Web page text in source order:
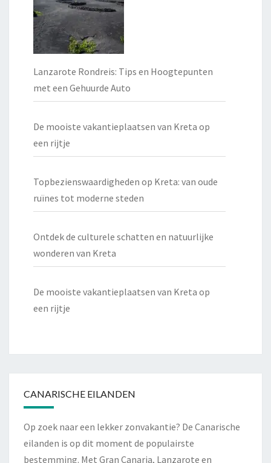
Lanzarote Rondreis: Tips en Hoogtepunten
met een Gehuurde Auto
De mooiste vakantieplaatsen van Kreta op
een rijtje
Topbezienswaardigheden op Kreta: van oude
ruïnes tot moderne steden
Ontdek de culturele schatten en natuurlijke
wonderen van Kreta
De mooiste vakantieplaatsen van Kreta op
een rijtje
CANARISCHE EILANDEN
Op zoek naar een lekker zonvakantie? De Canarische
eilanden is op dit moment de populairste
bestemming. Met Gran Canaria, Lanzarote en